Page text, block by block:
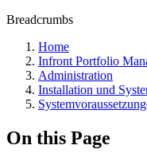
Breadcrumbs
Home
Infront Portfolio
Administration
Installation und
On this Page